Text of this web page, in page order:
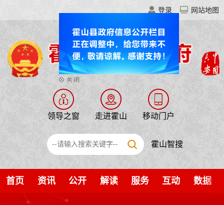
登录 网站地图
领导之窗 走进霍山 移动门户
霍山智搜
首页 资讯 公开 解读 服务 互动 数据